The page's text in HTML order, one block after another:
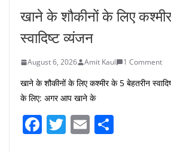
खाने के शौकीनों के लिए
स्वादिष्ट व्यंजन
August 6, 2026 Amit Kaul 1 Comment
खाने के शौकीनों के लिए कश्मीर के 5 बेहतरीन
के लिए: अगर आप खाने के
F T E